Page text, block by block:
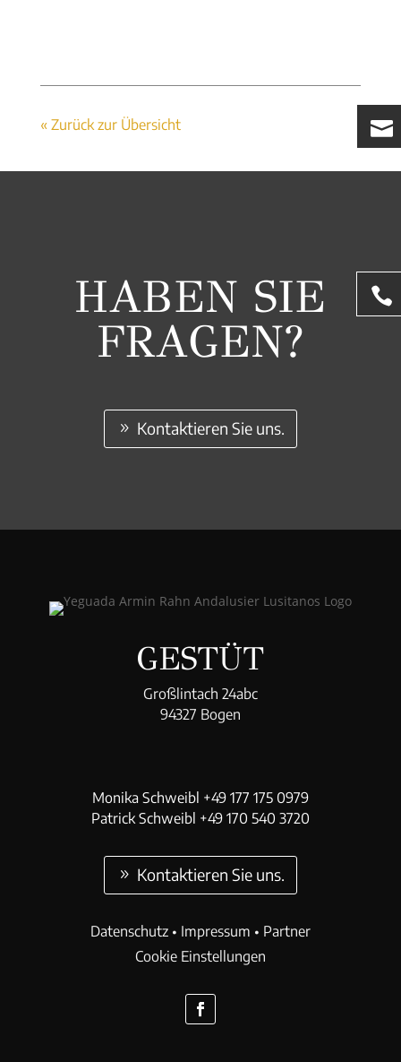
« Zurück zur Übersicht
HABEN SIE
FRAGEN?
Kontaktieren Sie uns.
GESTÜT
Großlintach 24abc
94327 Bogen
Monika Schweibl +49 177 175 0979
Patrick Schweibl +49 170 540 3720
Kontaktieren Sie uns.
Datenschutz• Impressum • Partner
Cookie Einstellungen